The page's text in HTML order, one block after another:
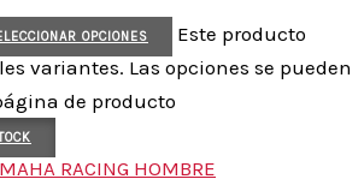
OPCIONES
Este producto
variantes. Las opciones se pueden
de producto